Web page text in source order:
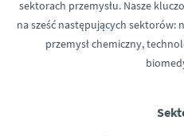
sektorach przemysłu. Nasze
na sześć następujących
przemysł chemiczny,